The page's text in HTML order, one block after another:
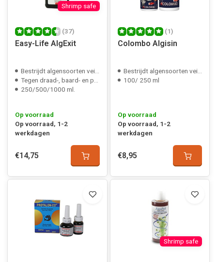
Shrimp safe
(37)
Easy-Life AlgExit
Bestrijdt algensoorten veilig
Tegen draad-, baard- en penseelalg
250/500/1000 ml.
Op voorraad
Op voorraad, 1-2
werkdagen
€14,75
(1)
Colombo Algisin
Bestrijdt algensoorten veilig
100/ 250 ml
Op voorraad
Op voorraad, 1-2
werkdagen
€8,95
Shrimp safe